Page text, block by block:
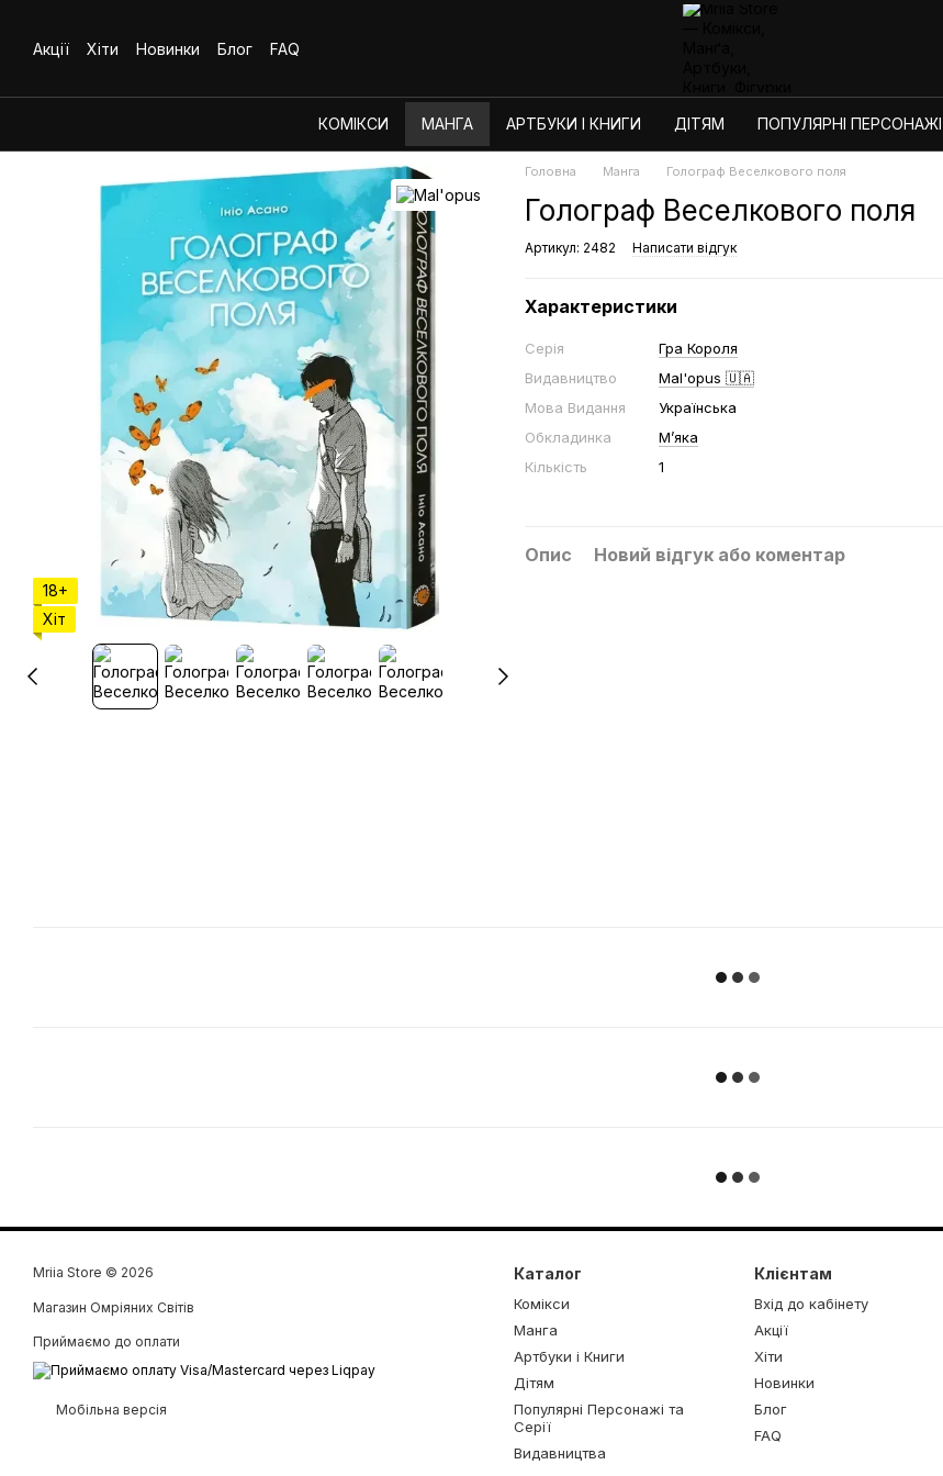
Акції
Хіти Новинки Блог FAQ
КОМІКСИ МАНГА АРТБУКИ І КНИГИ ДІТЯМ ПОПУЛЯРНІ ПЕРСОНАЖІ
18+
Хіт
Головна Манга Голограф Веселкового поля
Голограф Веселкового поля
Артикул: 2482 Написати відгук
Характеристики
Серія
Гра Короля
Видавництво
Mal'opus 🇺🇦
Мова Видання
Українська
Обкладинка
Мʼяка
Кількість
1
Опис Новий відгук або коментар
Mriia Store © 2026
Магазин Омріяних Світів
Приймаємо до оплати
Мобільна версія
Каталог
Комікси
Манга
Артбуки і Книги
Дітям
Популярні Персонажі та
Серії
Видавництва
Клієнтам
Вхід до кабінету
Акції
Хіти
Новинки
Блог
FAQ